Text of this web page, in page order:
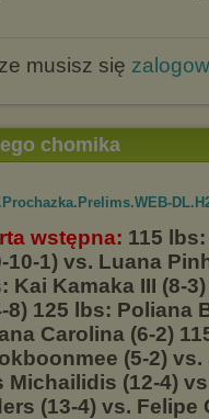
musisz się
chomika
wstępna: 115
10-1) vs. Luana
Kai Kamaka III (8-
8) 125 lbs: Poliana
Carolina (6-2)
(5-2) vs.
Michailidis (12-4)
(13-4) vs. Felipe